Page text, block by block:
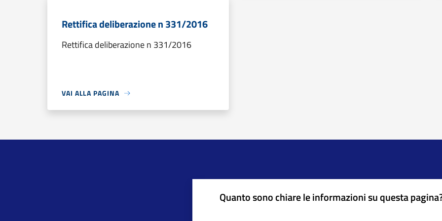
Rettifica deliberazione n 331/2016
Rettifica deliberazione n 331/2016
VAI ALLA PAGINA
Quanto sono chiare le informazioni su questa